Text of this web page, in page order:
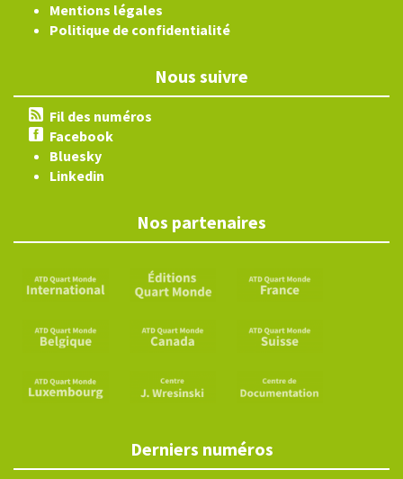
Mentions légales
Politique de confidentialité
Nous suivre
Fil des numéros
Facebook
Bluesky
Linkedin
Nos partenaires
Derniers numéros